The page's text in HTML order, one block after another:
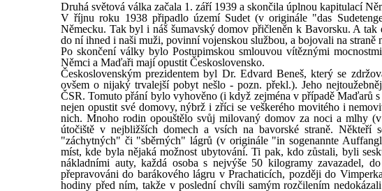
Druhá světová válka začala 1. září 1939 a skončila úplnou kapitulací
V říjnu roku 1938 připadlo území Sudet (v originále "das
Německu. Tak byl i náš šumavský domov přičleněn k Bavorsku. A
do ní ihned i naši muži, povinní vojenskou službou, a bojovali na straně
Po skončení války bylo Postupimskou smlouvou vítěznými
Němci a Maďaři mají opustit Československo.
Československým prezidentem byl Dr. Edvard Beneš, který se
ovšem o nijaký trvalejší pobyt nešlo - pozn. překl.). Jeho
ČSR. Tomuto přání bylo vyhověno (i když zejména v případě Maďarů
nejen opustit své domovy, nýbrž i zříci se veškerého movitého i
nich. Mnoho rodin opouštělo svůj milovaný domov za noci a mlhy
útočiště v nejbližších domech a vsích na bavorské straně.
"záchytných" či "sběrných" lágrů (v originále "in sogenannte
míst, kde byla nějaká možnost ubytování. Ti pak, kdo zůstali, byli
nákladními auty, každá osoba s nejvýše 50 kilogramy zavazadel,
přepravováni do barákového lágru v Prachaticích, později do
hodiny před ním, takže v poslední chvíli samým rozčilením